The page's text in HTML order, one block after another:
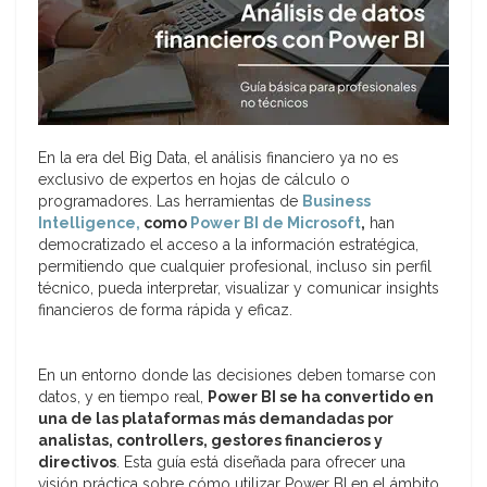
En la era del Big Data, el análisis financiero ya no es
exclusivo de expertos en hojas de cálculo o
programadores. Las herramientas de Business
Intelligence, como Power BI de Microsoft, han
democratizado el acceso a la información estratégica,
permitiendo que cualquier profesional, incluso sin perfil
técnico, pueda interpretar, visualizar y comunicar insights
financieros de forma rápida y eficaz.
En un entorno donde las decisiones deben tomarse con
datos, y en tiempo real,
Power BI se ha convertido en
una de las plataformas más demandadas por
analistas, controllers, gestores financieros y
directivos . Esta guía está diseñada para ofrecer una